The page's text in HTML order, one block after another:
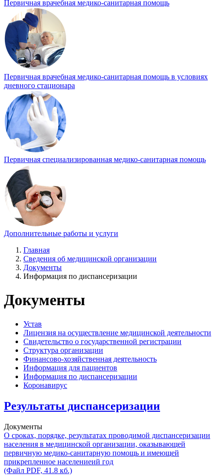
Первичная врачебная медико-санитарная помощь
Первичная врачебная медико-санитарная помощь в условиях
дневного стационара
Первичная специализированная медико-санитарная помощь
Дополнительные работы и услуги
Главная
Сведения об медицинской организации
Документы
Информация по диспансеризации
Документы
Устав
Лицензия на осуществление медицинской деятельности
Свидетельство о государственной регистрации
Структура организации
Финансово-хозяйственная деятельность
Информация для пациентов
Информация по диспансеризации
Коронавирус
Результаты диспансеризации
Документы
О сроках, порядке, результатах проводимой диспансеризации
населения в медицинской организации, оказывающей
первичную медико-санитарную помощь и имеющей
прикрепленное населениеий год
(Файл PDF, 41.8 кб.)